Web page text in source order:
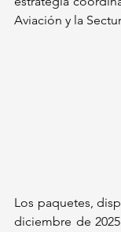
Aviación y la
Los paquetes,
diciembre de